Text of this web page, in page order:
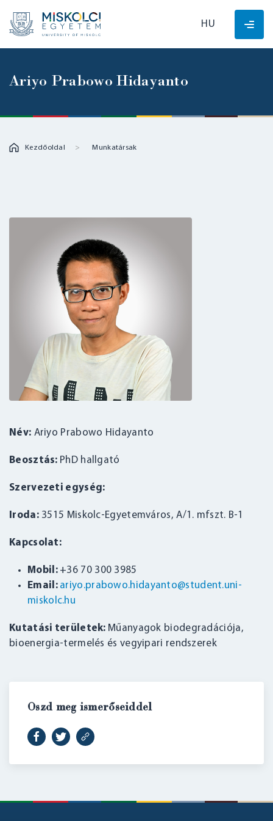
HU
Ariyo Prabowo Hidayanto
Kezdőoldal Munkatársak
Név: Ariyo Prabowo Hidayanto
Beosztás: PhD hallgató
Szervezeti egység:
Iroda:3515 Miskolc-Egyetemváros, A/1. mfszt. B-1
Kapcsolat:
Mobil: +36 70 300 3985
Email: ariyo.prabowo.hidayanto@student.uni-
miskolc.hu
Kutatási területek: Műanyagok biodegradációja,
bioenergia-termelés és vegyipari rendszerek
Oszd meg ismerőseiddel